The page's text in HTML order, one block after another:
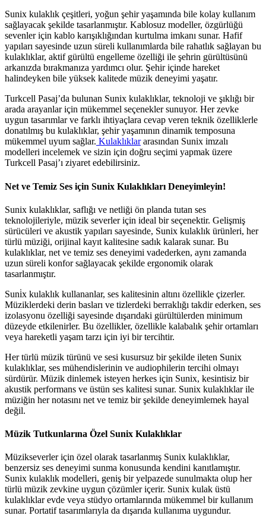
Sunix kulaklık çeşitleri, yoğun şehir yaşamında bile kolay kullanım
sağlayacak şekilde tasarlanmıştır. Kablosuz modeller, özgürlüğü
sevenler için kablo karışıklığından kurtulma imkanı sunar. Hafif
yapıları sayesinde uzun süreli kullanımlarda bile rahatlık sağlayan bu
kulaklıklar, aktif gürültü engelleme özelliği ile şehrin gürültüsünü
arkanızda bırakmanıza yardımcı olur. Şehir içinde hareket
halindeyken bile yüksek kalitede müzik deneyimi yaşatır.
Turkcell Pasaj’da bulunan Sunix kulaklıklar, teknoloji ve şıklığı bir
arada arayanlar için mükemmel seçenekler sunuyor. Her zevke
uygun tasarımlar ve farklı ihtiyaçlara cevap veren teknik özelliklerle
donatılmış bu kulaklıklar, şehir yaşamının dinamik temposuna
mükemmel uyum sağlar. Kulaklıklararasından Sunix imzalı
modelleri incelemek ve sizin için doğru seçimi yapmak üzere
Turkcell Pasaj’ı ziyaret edebilirsiniz.
Net ve Temiz Ses için Sunix Kulaklıkları Deneyimleyin!
Sunix kulaklıklar, saflığı ve netliği ön planda tutan ses
teknolojileriyle, müzik severler için ideal bir seçenektir. Gelişmiş
sürücüleri ve akustik yapıları sayesinde, Sunix kulaklık ürünleri, her
türlü müziği, orijinal kayıt kalitesine sadık kalarak sunar. Bu
kulaklıklar, net ve temiz ses deneyimi vadederken, aynı zamanda
uzun süreli konfor sağlayacak şekilde ergonomik olarak
tasarlanmıştır.
Suni̇x kulaklık kullananlar, ses kalitesinin altını özellikle çizerler.
Müziklerdeki derin basları ve tizlerdeki berraklığı takdir ederken, ses
izolasyonu özelliği sayesinde dışarıdaki gürültülerden minimum
düzeyde etkilenirler. Bu özellikler, özellikle kalabalık şehir ortamları
veya hareketli yaşam tarzı için iyi bir tercihtir.
Her türlü müzik türünü ve sesi kusursuz bir şekilde ileten Sunix
kulaklıklar, ses mühendislerinin ve audiophilerin tercihi olmayı
sürdürür. Müzik dinlemek isteyen herkes için Sunix, kesintisiz bir
akustik performans ve üstün ses kalitesi sunar. Sunix kulaklıklar ile
müziğin her notasını net ve temiz bir şekilde deneyimlemek hayal
değil.
Müzik Tutkunlarına Özel Sunix Kulaklıklar
Müzikseverler için özel olarak tasarlanmış Sunix kulaklıklar,
benzersiz ses deneyimi sunma konusunda kendini kanıtlamıştır.
Sunix kulaklık modelleri, geniş bir yelpazede sunulmakta olup her
türlü müzik zevkine uygun çözümler içerir. Sunix kulak üstü
kulaklıklar evde veya stüdyo ortamlarında mükemmel bir kullanım
sunar. Portatif tasarımlarıyla da dışarıda kullanıma uygundur.